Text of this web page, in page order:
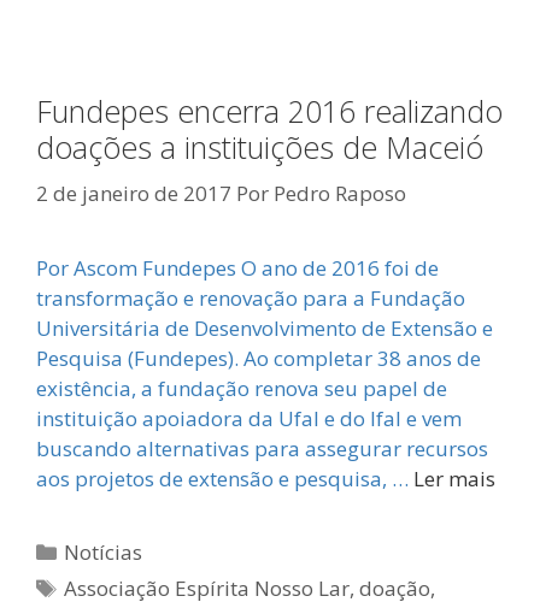
Fundepes encerra 2016 realizando
doações a instituições de Maceió
2 de janeiro de 2017 Por Pedro Raposo
Por Ascom Fundepes O ano de 2016 foi de
transformação e renovação para a Fundação
Universitária de Desenvolvimento de Extensão e
Pesquisa (Fundepes). Ao completar 38 anos de
existência, a fundação renova seu papel de
instituição apoiadora da Ufal e do Ifal e vem
buscando alternativas para assegurar recursos
aos projetos de extensão e pesquisa, … Ler mais
Categorias
Notícias
Tags
Associação Espírita Nosso Lar,doação,